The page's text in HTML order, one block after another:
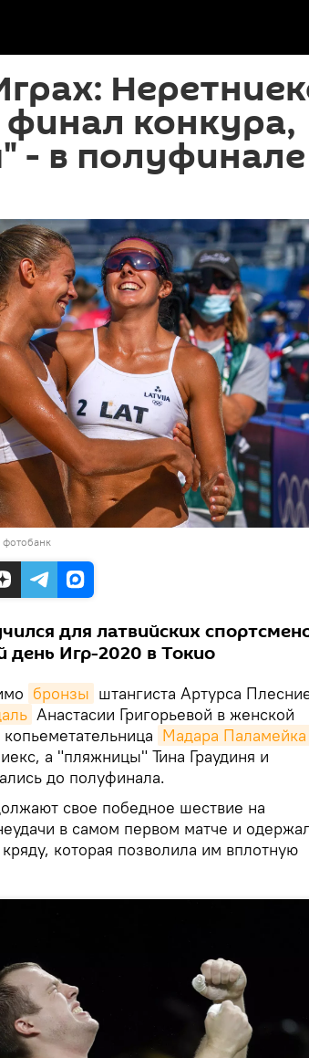
конкура,
- в полуфинале
фотобанк
для латвийских
день Игр-2020 в Токио
бронзы штангиста Артурса
Анастасии Григорьевой в женской
Мадара Паламейка
а "пляжницы" Тина Граудиня и
до полуфинала.
свое победное шествие на
в самом первом матче и
которая позволила им вплотную